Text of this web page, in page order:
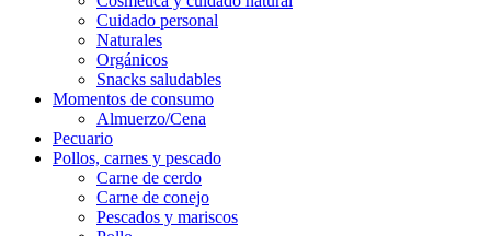
Cuidado personal
Naturales
Orgánicos
Snacks saludables
Momentos de consumo
Almuerzo/Cena
Pecuario
Pollos, carnes y pescado
Carne de cerdo
Carne de conejo
Pescados y mariscos